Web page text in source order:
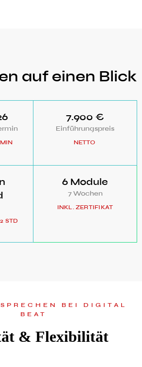
auf einen Blick
7.900 €
Einführungspreis
NETTO
STD
6 Module
7 Wochen
INKL. ZERTIFIKAT
BEI DIGITAL
BEAT
& Flexibilität